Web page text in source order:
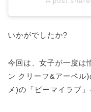
いかがでしたか?
今回は、女子が一度
ン クリーフ&アーペル
メ)の「ビーマイラブ